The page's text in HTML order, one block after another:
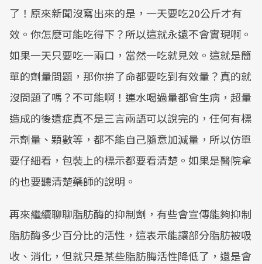
了！原來新聞沒寫出來的是，一天要吃20公斤才有
效。你怎麼可能吃得下？所以這就永遠不會實現啊。
如果一天只要吃一兩口，當然一吃就見效。這就是簡
單的劑量問題，那你拚了命都要吃到有效量？真的就
沒問題了嗎？不可能啊！連水喝過量都會生病，超量
造成的後遺症真不是三言兩語可以說完的，任何有標
示劑量、顆數等，都不能自己隨意加減量，所以仿單
要仔細看，包裝上的標示都要看清楚。如果是醫院拿
的也要聽清楚藥師的說明。
再來繼續聊聊脂肪酶的抑制劑，有些會宣傳能夠抑制
脂肪酶多少百分比的活性，這表示能讓部分脂肪被吸
收、消化，但就只是某些脂肪脢活性降低了，還是會